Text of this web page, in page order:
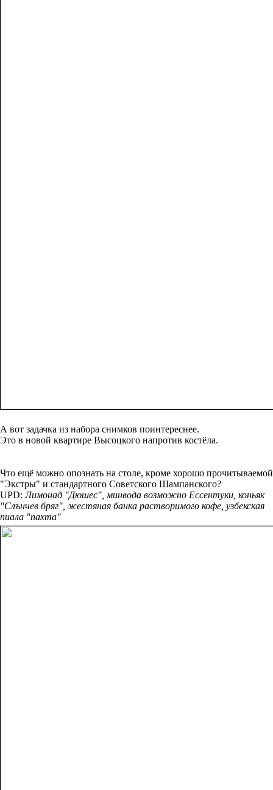
А вот задачка из набора снимков поинтереснее.
Это в новой квартире Высоцкого напротив костёла.
Что ещё можно опознать на столе, кроме хорошо прочитываемой
"Экстры" и стандартного Советского Шампанского?
UPD:Лимонад "Дюшес", минвода возможно Ессентуки, коньяк
"Слънчев бряг", жестяная банка растворимого кофе, узбекская
пиала "пахта"